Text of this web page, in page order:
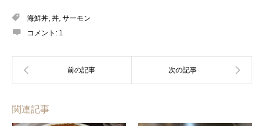
海鮮丼, 丼, サーモン
コメント: 1
関連記事